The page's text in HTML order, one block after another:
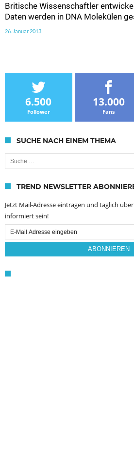
Britische Wissenschaftler
Daten werden in DNA Molekülen
26. Januar 2013
6.500
Follower
13.000
Fans
SUCHE NACH EINEM THEMA
Suche nach:
TREND NEWSLETTER
Jetzt Mail-Adresse eintragen und täglich
informiert sein!
Email
Subscription
ABONNIEREN